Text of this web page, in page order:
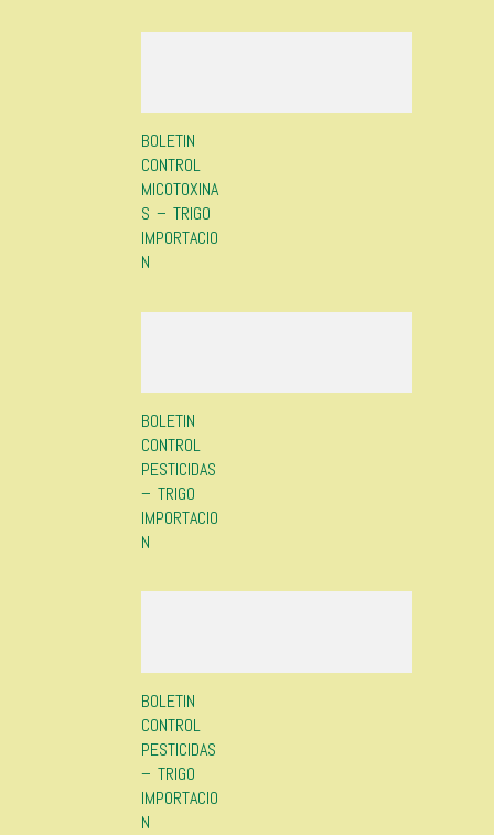
BOLETIN
CONTROL
MICOTOXINA
S – TRIGO
IMPORTACIO
N
BOLETIN
CONTROL
PESTICIDAS
– TRIGO
IMPORTACIO
N
BOLETIN
CONTROL
PESTICIDAS
– TRIGO
IMPORTACIO
N